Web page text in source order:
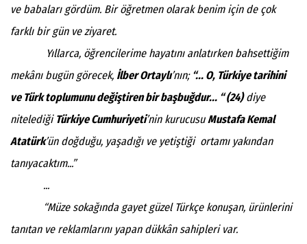
ve babaları gördüm. Bir öğretmen olarak benim için de çok
farklı bir gün ve ziyaret.
Yıllarca, öğrencilerime hayatını anlatırken bahsettiğim
mekânı bugün görecek, İlber Ortaylı’nın; “... O, Türkiye tarihini
ve Türk toplumunu değiştiren bir başbuğdur... “ (24) diye
nitelediği Türkiye Cumhuriyeti’nin kurucusuMustafa Kemal
Atatürk’ün doğduğu, yaşadığı ve yetiştiği ortamı yakından
tanıyacaktım...”
...
“Müze sokağında gayet güzel Türkçe konuşan, ürünlerini
tanıtan ve reklamlarını yapan dükkân sahipleri var.